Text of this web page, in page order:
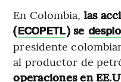
En Colombia, las
(ECOPETL) se
presidente
al productor de
operaciones en